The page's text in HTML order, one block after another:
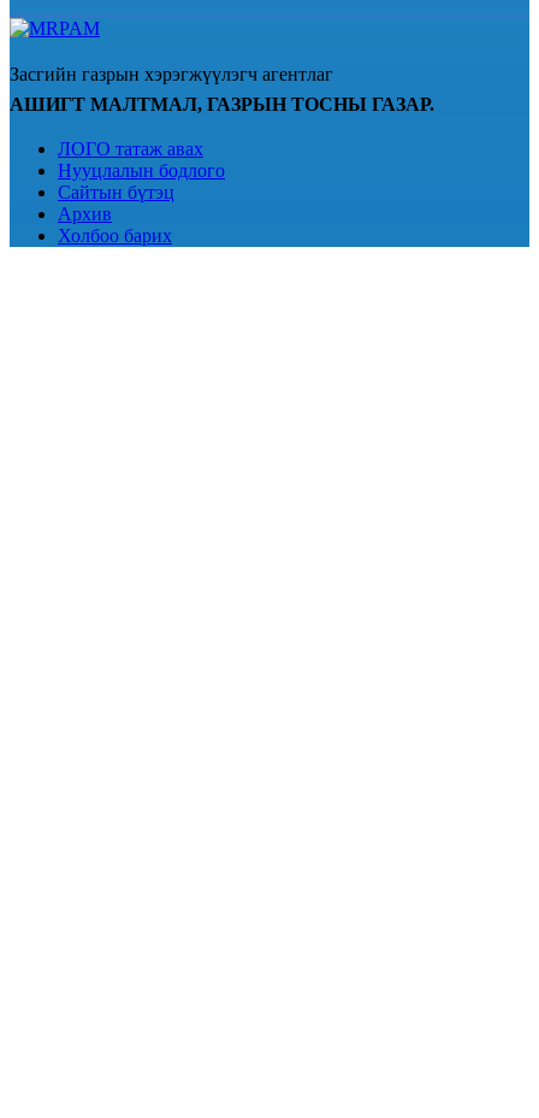
Засгийн газрын хэрэгжүүлэгч агентлаг
АШИГТ МАЛТМАЛ, ГАЗРЫН ТОСНЫ ГАЗАР.
ЛОГО татаж авах
Нууцлалын бодлого
Сайтын бүтэц
Архив
Холбоо барих